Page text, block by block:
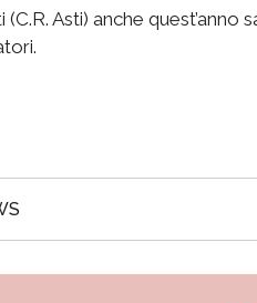
(C.R. Asti) anche